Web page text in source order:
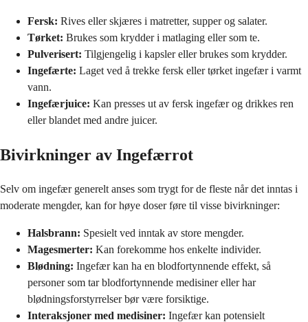
Fersk: Rives eller skjæres i matretter, supper og salater.
Tørket: Brukes som krydder i matlaging eller som te.
Pulverisert: Tilgjengelig i kapsler eller brukes som krydder.
Ingefærte: Laget ved å trekke fersk eller tørket ingefær i varmt
vann.
Ingefærjuice: Kan presses ut av fersk ingefær og drikkes ren
eller blandet med andre juicer.
Bivirkninger av Ingefærrot
Selv om ingefær generelt anses som trygt for de fleste når det inntas i
moderate mengder, kan for høye doser føre til visse bivirkninger:
Halsbrann: Spesielt ved inntak av store mengder.
Magesmerter: Kan forekomme hos enkelte individer.
Blødning: Ingefær kan ha en blodfortynnende effekt, så
personer som tar blodfortynnende medisiner eller har
blødningsforstyrrelser bør være forsiktige.
Interaksjoner med medisiner: Ingefær kan potensielt